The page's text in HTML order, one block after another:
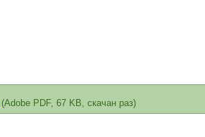
(Adobe PDF, 67 KB, скачан раз)